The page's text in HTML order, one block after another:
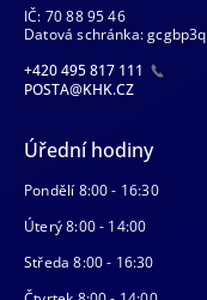
IČ: 70 88 95 46
Datová schránka: gcgbp3q
+420 495 817 111
POSTA@KHK.CZ
Úřední hodiny
Pondělí 8:00 - 16:30
Úterý 8:00 - 14:00
Středa 8:00 - 16:30